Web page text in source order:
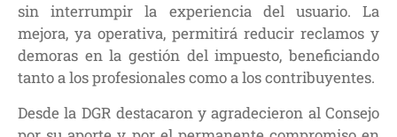
sin interrumpir la experiencia del usuario. La
mejora, ya operativa, permitirá reducir reclamos y
demoras en la gestión del impuesto, beneficiando
tanto a los profesionales como a los contribuyentes.
Desde la DGR destacaron y agradecieron al Consejo